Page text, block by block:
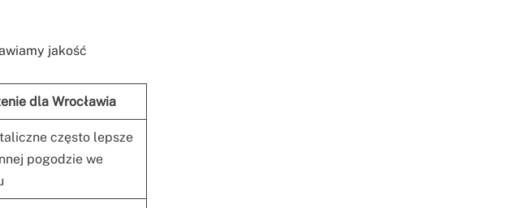
jakość
dla Wrocławia
często lepsze
pogodzie we